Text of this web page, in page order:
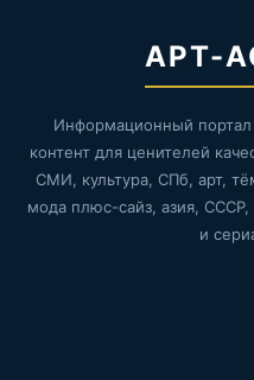
АРТ-
Информационный портал
контент для ценителей
СМИ, культура, СПб, арт,
мода плюс-сайз, азия,
и